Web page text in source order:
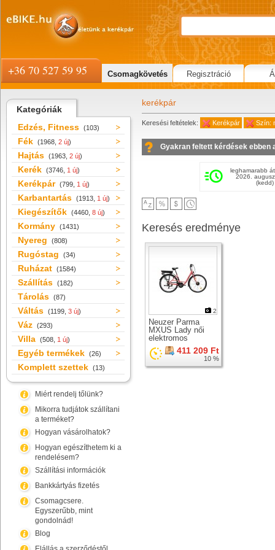
Kategóriák
Edzés, Fitness (103)
Fék (1968, 2 új)
Hajtás (1963, 2 új)
Kerék (3746, 1 új)
Kerékpár (799, 1 új)
Karbantartás (1913, 1 új)
Kiegészítők (4460, 8 új)
Kormány (1431)
Nyereg (808)
Rugóstag (34)
Ruházat (1584)
Szállítás (182)
Tárolás (87)
Váltás (1199, 3 új)
Váz (293)
Villa (508, 1 új)
Egyéb termékek (26)
Komplett szettek (13)
Miért rendelj tőlünk?
Mikorra tudjátok szállítani
a terméket?
Hogyan vásárolhatok?
Hogyan egészíthetem ki a
rendelésem?
Szállítási információk
Bankkártyás fizetés
Csomagcsere.
Egyszerűbb, mint
gondolnád!
Blog
kerékpár
Keresési feltételek: Kerékpár Szín:
Gyakran feltett kérdések ebben
leghamarabb
2026.
(kedd)
Keresés eredménye
2
Neuzer Parma
MXUS Lady női
elektromos
trekking kerékpár
411 209 Ft
10 %
+36 70 527 59 95 Csomagkövetés Regisztráció